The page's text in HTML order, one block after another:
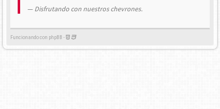
Disfrutando con nuestros chevrones.
Funcionando con phpBB -